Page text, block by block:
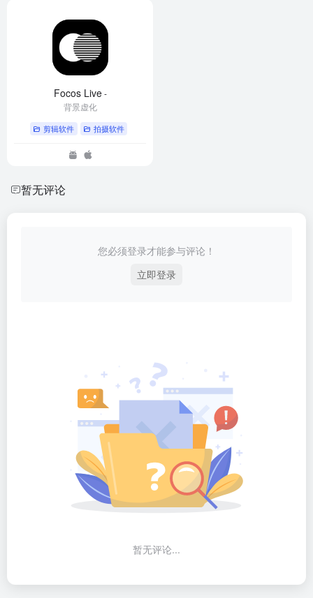
Focos Live-
背景虚化
剪辑软件 拍摄软件
暂无评论
您必须登录才能参与评论！
立即登录
暂无评论...